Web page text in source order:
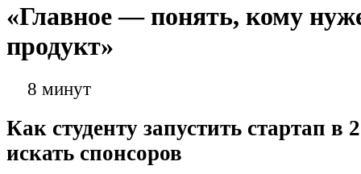
«Главное — понять, кому
продукт»
8 минут
Как студенту запустить стартап в
искать спонсоров